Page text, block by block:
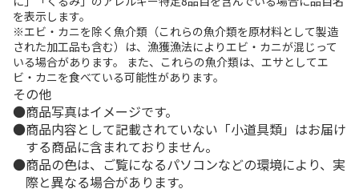
を表示します。
※エビ・カニを除く魚介類（これらの魚介類を原材料として製造
された加工品も含む）は、漁獲漁法によりエビ・カニが混じって
いる場合があります。 また、これらの魚介類は、エサとしてエ
ビ・カニを食べている可能性があります。
その他
商品写真はイメージです。
商品内容として記載されていない「小道具類」はお届け
する商品に含まれておりません。
商品の色は、ご覧になるパソコンなどの環境により、実
際と異なる場合があります。